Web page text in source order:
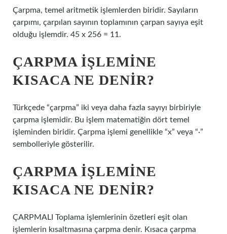
Çarpma, temel aritmetik işlemlerden biridir. Sayıların
çarpımı, çarpılan sayının toplamının çarpan sayıya eşit
olduğu işlemdir. 45 x 256 = 11.
ÇARPMA IŞLEMINE
KISACA NE DENIR?
Türkçede “çarpma” iki veya daha fazla sayıyı birbiriyle
çarpma işlemidir. Bu işlem matematiğin dört temel
işleminden biridir. Çarpma işlemi genellikle “x” veya “·”
sembolleriyle gösterilir.
ÇARPMA IŞLEMINE
KISACA NE DENIR?
ÇARPMALI Toplama işlemlerinin özetleri eşit olan
işlemlerin kısaltmasına çarpma denir. Kısaca çarpma